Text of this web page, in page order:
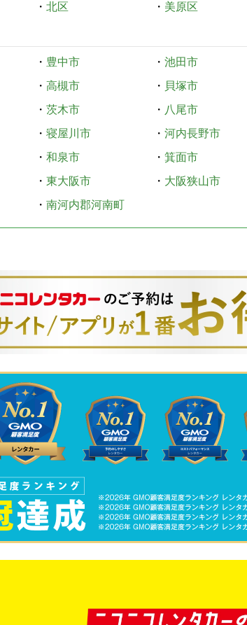
・ 北区 ・ 美原区
・ 豊中市 ・ 池田市
・ 高槻市 ・ 貝塚市
・ 茨木市 ・ 八尾市
・ 寝屋川市 ・ 河内長野市
・ 和泉市 ・ 箕面市
・ 東大阪市 ・ 大阪狭山市
・ 南河内郡河南町